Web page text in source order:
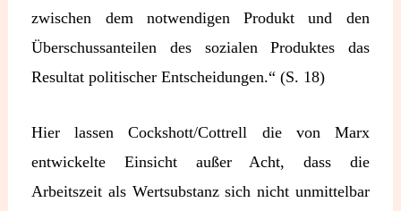
zwischen dem notwendigen Produkt und den
Überschussanteilen des sozialen Produktes das
Resultat politischer Entscheidungen.“ (S. 18)
Hier lassen Cockshott/Cottrell die von Marx
entwickelte Einsicht außer Acht, dass die
Arbeitszeit als Wertsubstanz sich nicht unmittelbar